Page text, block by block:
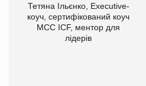
Тетяна Ільєнко, Executive-
коуч, сертифікований коуч
МСС ICF, ментор для
лідерів